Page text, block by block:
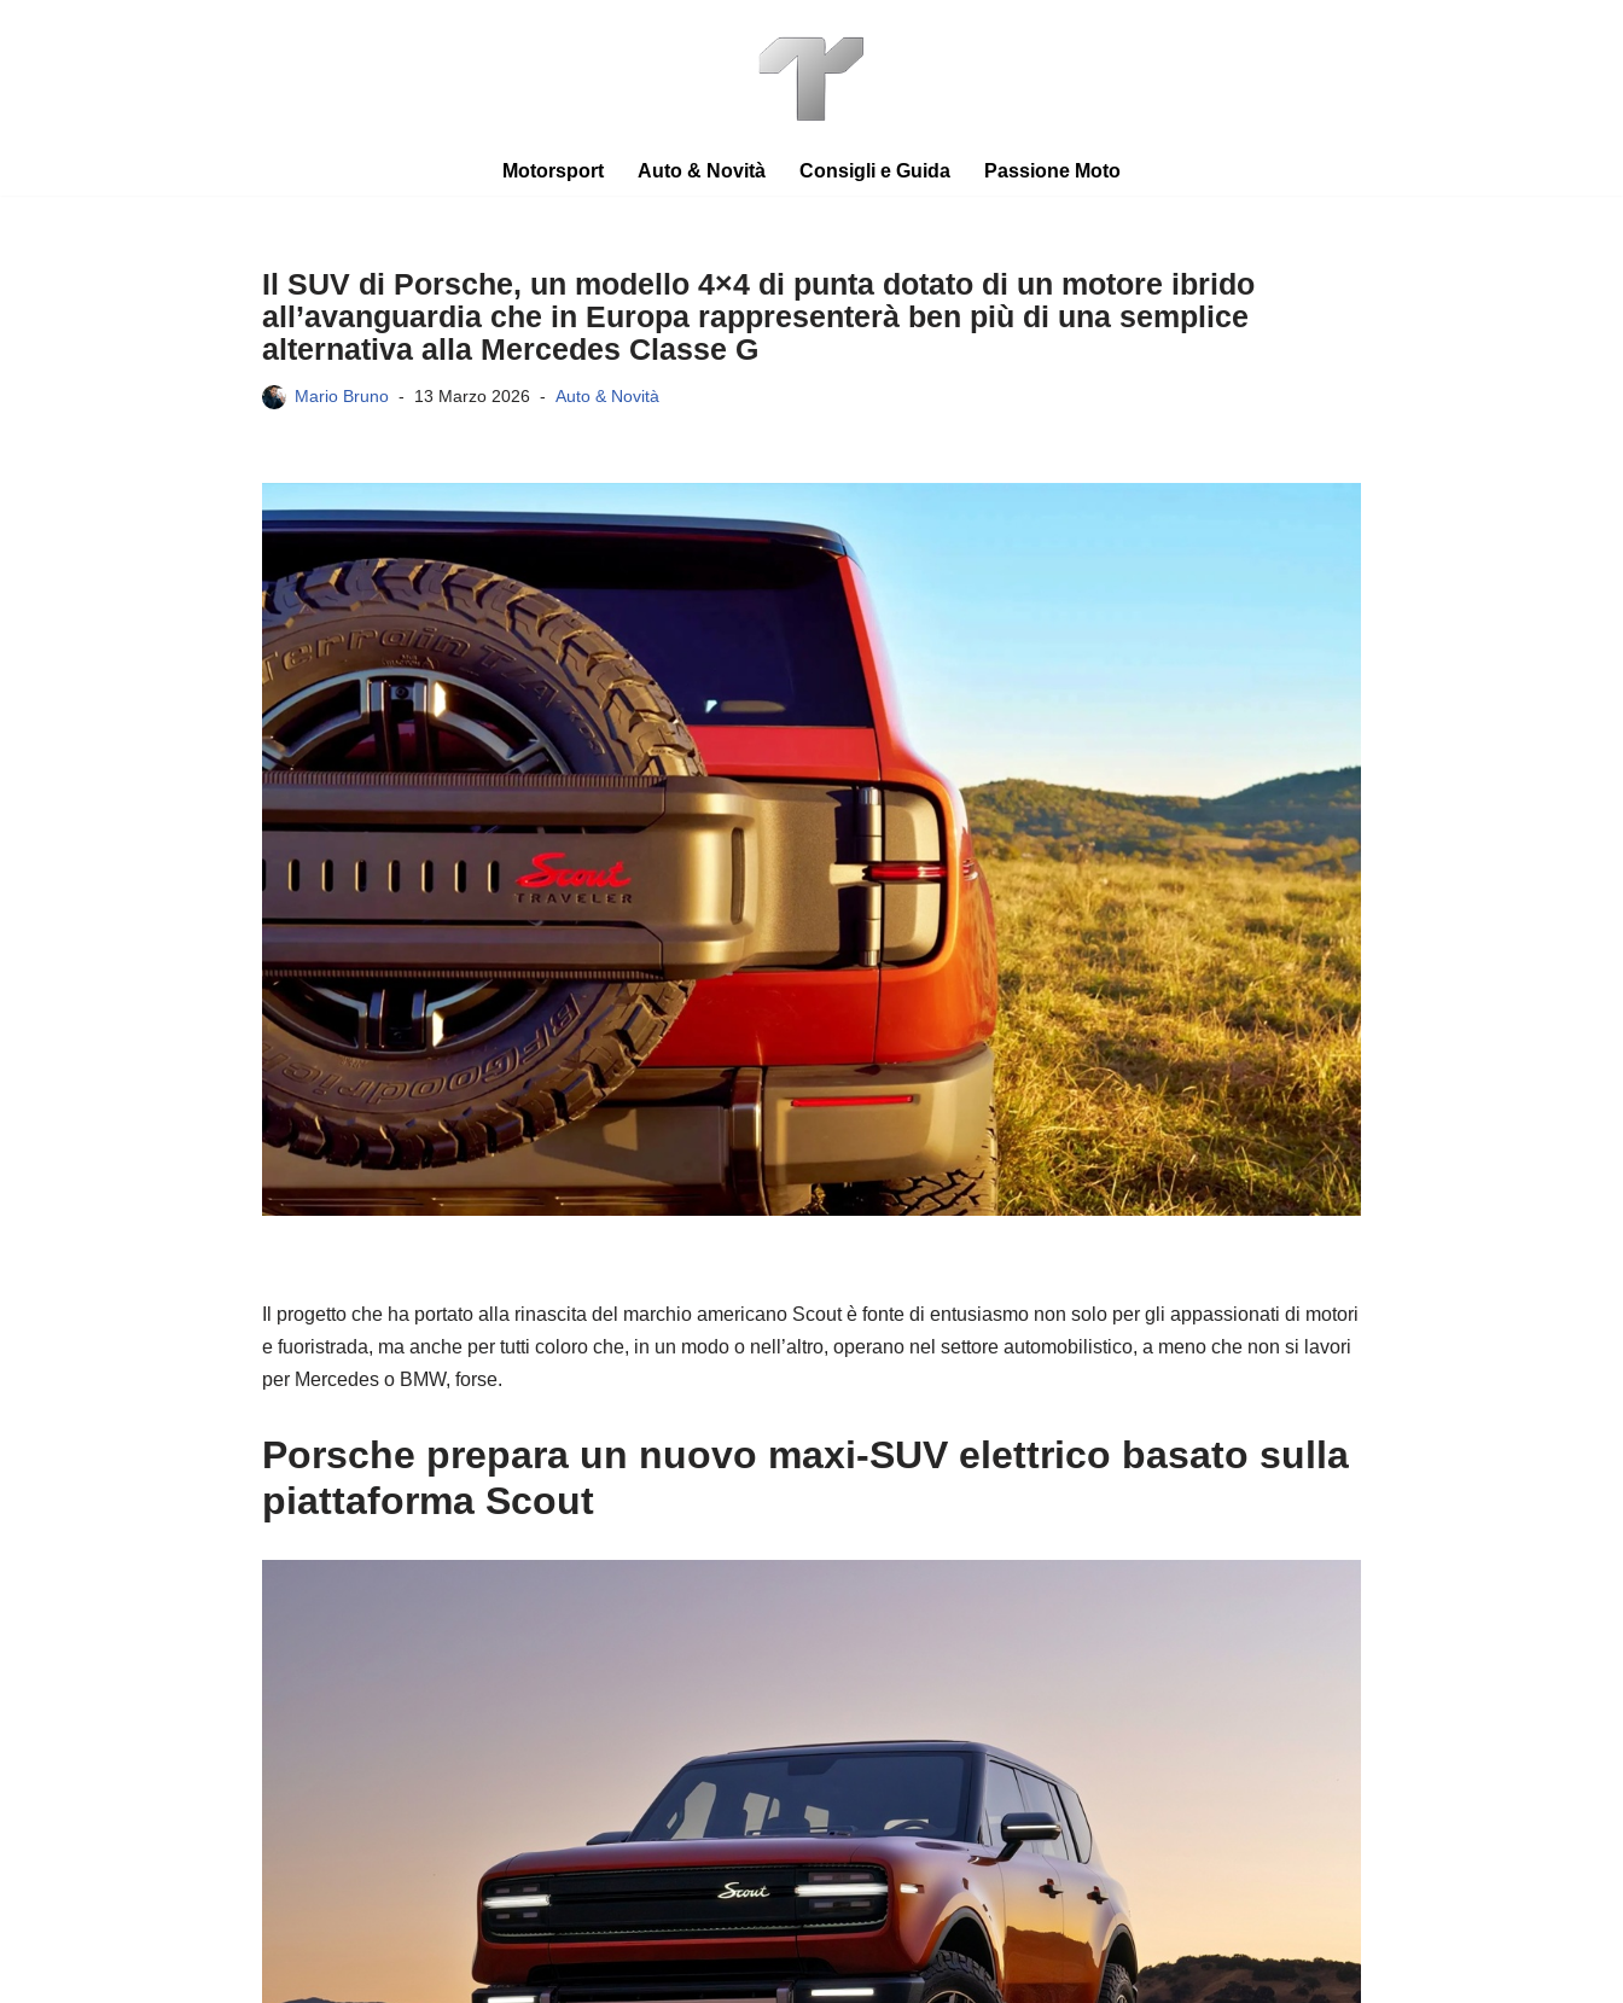
Motorsport
Auto & Novità Consigli e Guida Passione Moto
Il SUV di Porsche, un modello 4×4 di punta dotato di un motore ibrido
all’avanguardia che in Europa rappresenterà ben più di una semplice
alternativa alla Mercedes Classe G
Mario Bruno 13 Marzo 2026 Auto & Novità
Il progetto che ha portato alla rinascita del marchio americano Scout è fonte di entusiasmo non solo per gli appassionati di motori
e fuoristrada, ma anche per tutti coloro che, in un modo o nell’altro, operano nel settore automobilistico, a meno che non si lavori
per Mercedes o BMW, forse.
Porsche prepara un nuovo maxi-SUV elettrico basato sulla
piattaforma Scout